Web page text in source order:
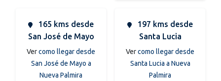
165 kms desde
San José de Mayo
Vercomo llegar desde
San José de Mayo a
Nueva Palmira
197 kms desde
Santa Lucia
Vercomo llegar desde
Santa Lucia a Nueva
Palmira